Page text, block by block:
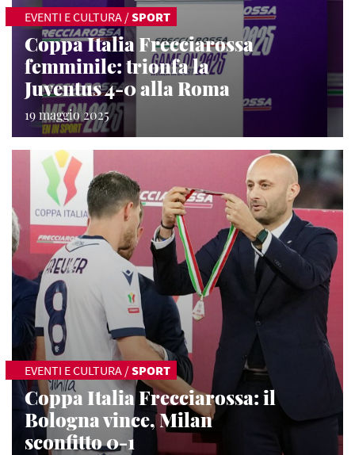
EVENTI E CULTURA /SPORT
Coppa Italia Frecciarossa
femminile: trionfa la
Juventus 4-0 alla Roma
19 maggio 2025
EVENTI E CULTURA /SPORT
Coppa Italia Frecciarossa: il
Bologna vince, Milan
sconfitto 0-1